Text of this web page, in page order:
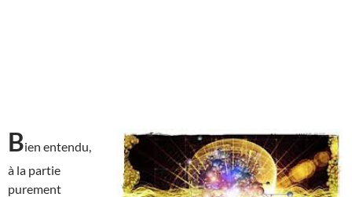
Bien entendu,
à la partie
purement